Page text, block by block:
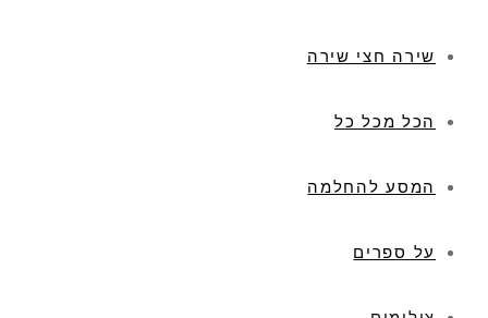
שירה חצי שירה
הכל מכל כל
המסע להחלמה
על ספרים